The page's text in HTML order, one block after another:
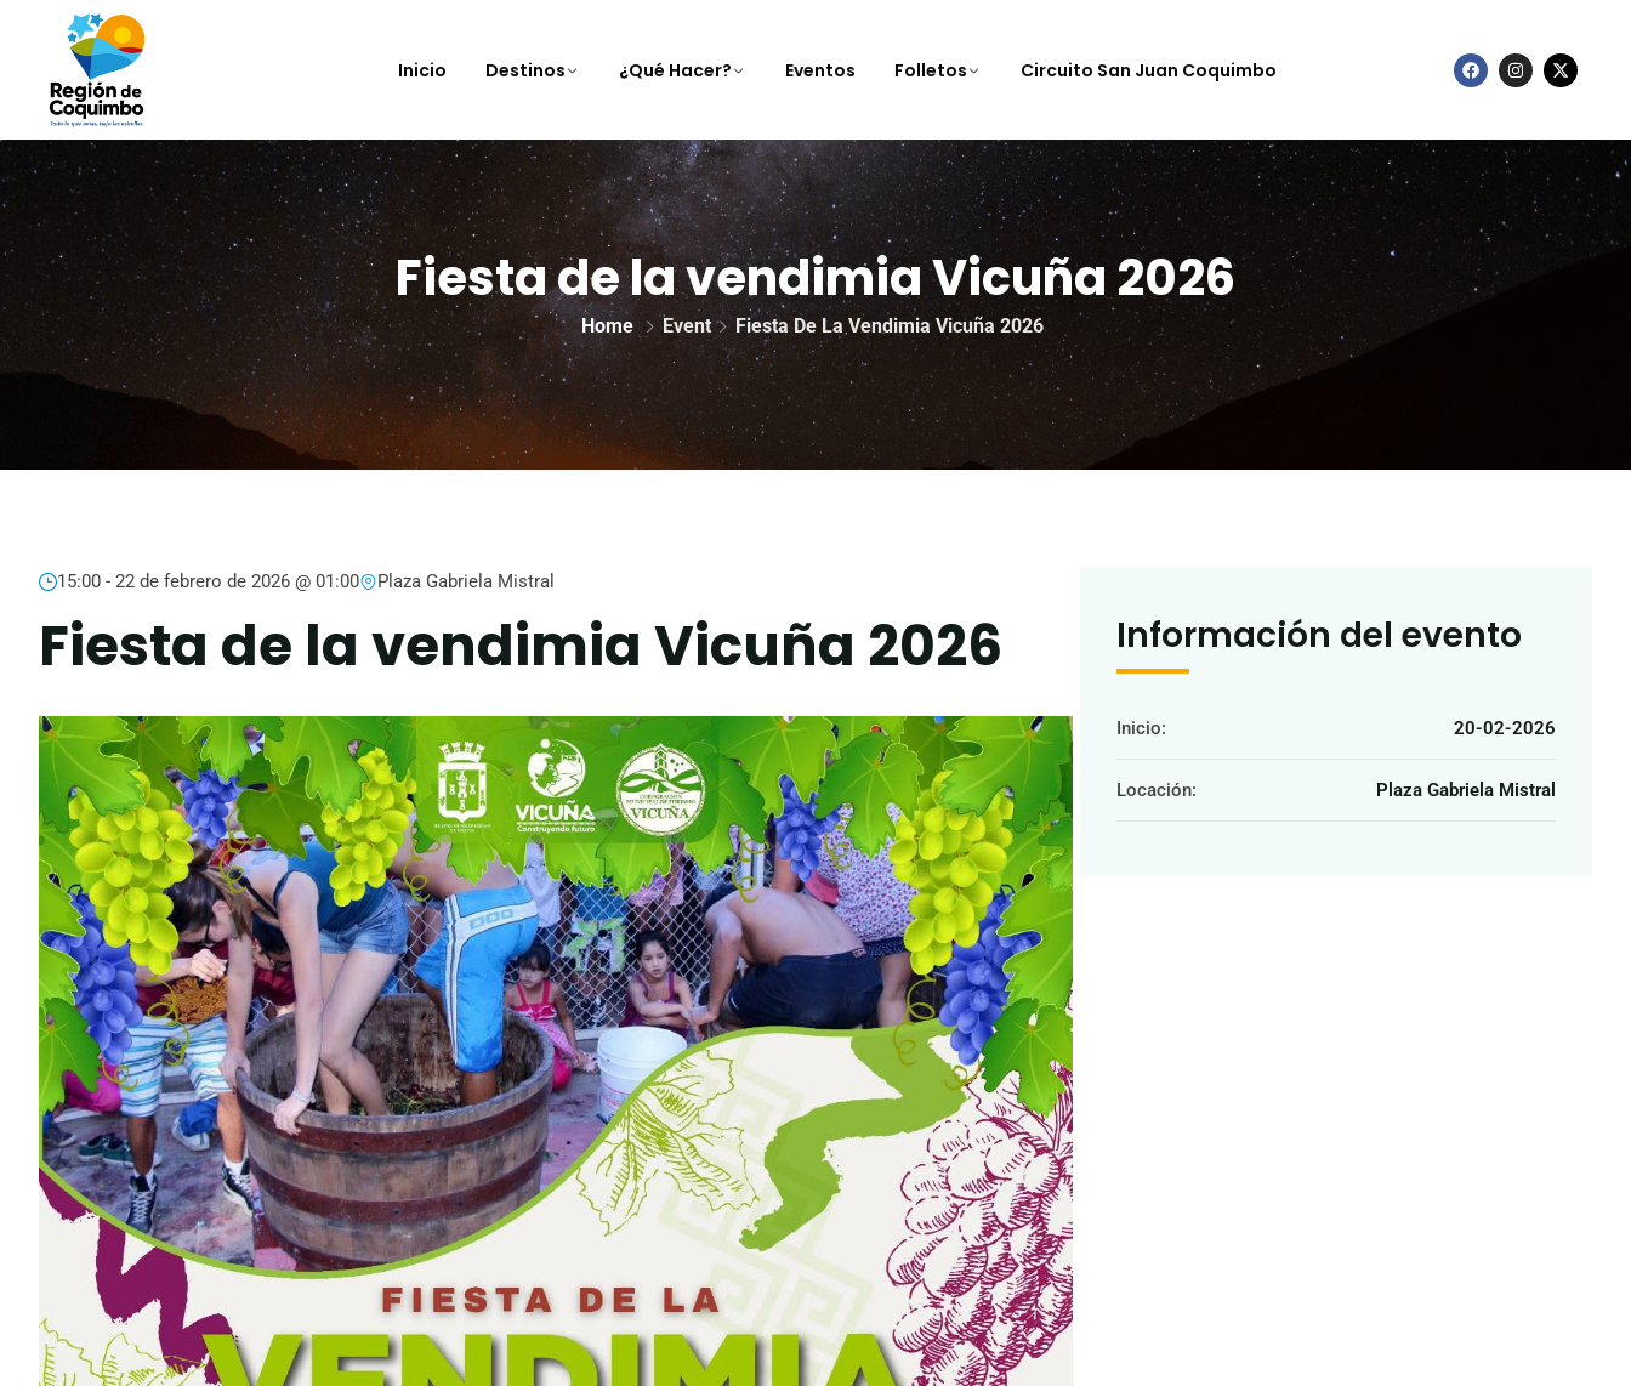
Inicio Destinos ¿Qué Hacer? Eventos Folletos Circuito San Juan Coquimbo
Fiesta de la vendimia Vicuña 2026
Home Event Fiesta De La Vendimia Vicuña 2026
15:00 - 22 de febrero de 2026 @ 01:00 Plaza Gabriela Mistral
Fiesta de la vendimia Vicuña 2026 Información del evento
Inicio: 20-02-2026
Locación: Plaza Gabriela Mistral